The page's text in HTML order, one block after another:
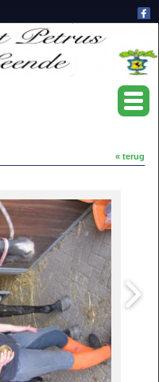
« terug